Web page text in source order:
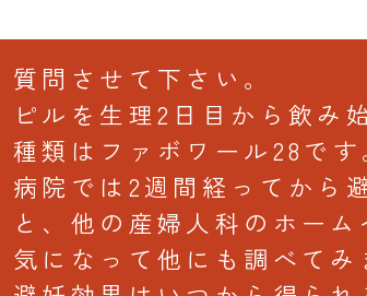
質問させて下さい。
ピルを生理2日目から飲み
種類はファボワール28です
病院では2週間経ってから
と、他の産婦人科のホー
気になって他にも調べてみ